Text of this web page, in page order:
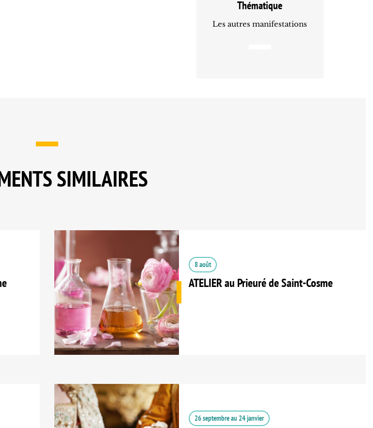
Thématique
Les autres manifestations
SIMILAIRES
8 août
ATELIER au Prieuré de Saint-Cosme
26 septembreau 24 janvier